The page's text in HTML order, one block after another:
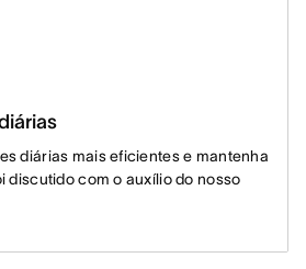
diárias mais eficientes e mantenha
discutido com o auxílio do nosso